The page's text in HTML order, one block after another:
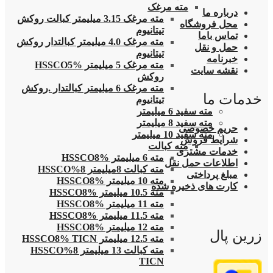
مته مرغک
مته مرغک 3.15 میلیمتر کبالت روکش
تیتانیوم
مته مرغک 4.0 میلیمتر کبالتدار روکش
تیتانیوم
مته مرغک 5 میلیمتر HSSCO5%
روکش
مته مرغک 6 میلیمتر کبالتدار .روکش
تیتانیوم
مته سفید 6 میلیمتر
مته سفید 8 میلیمتر
مته سفید 10 میلیمتر
مته کبالت
مته 6 میلیمتر HSSCO8%
مته کبالت 8میلیمتر 8%HSSCO
مته 10 میلیمتر HSSCO8%
مته 10.5 میلیمتر HSSCO8%
مته 11 میلیمتر HSSCO8%
مته 11.5 میلیمتر HSSCO8%
مته 12 میلیمتر HSSCO8%
مته 12.5 میلیمتر HSSCO8% TICN
مته کبالت 13 میلیمتر 8%HSSCO
TICN
درباره ما
محل فروشگاه
تماس باما
حمل و نقل
خبرنامه
نقشه سایت
خدمات ما
حریم خصوصی
شرایط فروش
خدمات مشتری
اطلاعات حمل نقل
مبلغ پرداختی
کارت های ذخیره شده
زرین پال